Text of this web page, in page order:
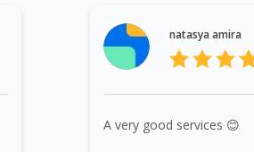
natasya amira
A very good services 😊